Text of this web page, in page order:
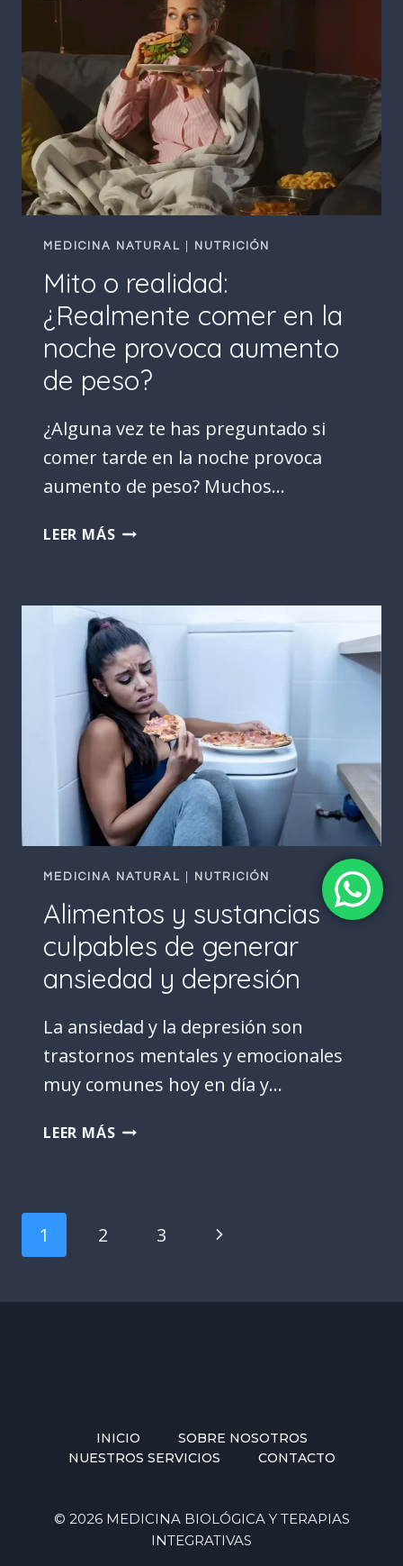
DOLOR
DE
CABEZA
MEDICINA NATURAL NUTRICIÓN
Mito o realidad:
¿Realmente comer en la
noche provoca aumento
de peso?
¿Alguna vez te has preguntado si
comer tarde en la noche provoca
aumento de peso? Muchos…
LEER MÁS MITO
COMER
EN
LA
NOCHE
PROVOCA
AUMENTO
DE
PESO?
MEDICINA NATURAL NUTRICIÓN
Alimentos y sustancias
culpables de generar
ansiedad y depresión
La ansiedad y la depresión son
trastornos mentales y emocionales
muy comunes hoy en día y…
LEER MÁS ALIMENTOS
GENERAR
DEPRESIÓN
Navegación
de
página
1 2 3
Siguiente
INICIO
SOBRE NOSOTROS
NUESTROS SERVICIOS
CONTACTO
© 2026 MEDICINA BIOLÓGICA Y TERAPIAS
INTEGRATIVAS